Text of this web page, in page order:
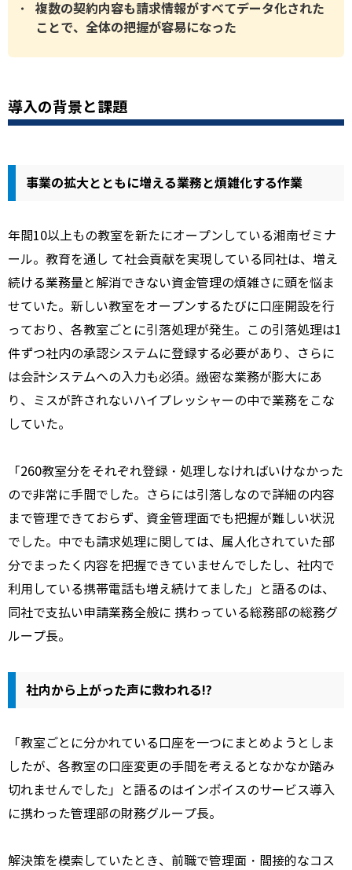
複数の契約内容も請求情報がすべてデータ化された
ことで、全体の把握が容易になった
導入の背景と課題
事業の拡大とともに増える業務と煩雑化する作業
年間10以上もの教室を新たにオープンしている湘南ゼミナ
ール。教育を通し て社会貢献を実現している同社は、増え
続ける業務量と解消できない資金管理の煩雑さに頭を悩ま
せていた。新しい教室をオープンするたびに口座開設を行
っており、各教室ごとに引落処理が発生。この引落処理は1
件ずつ社内の承認システムに登録する必要があり、さらに
は会計システムへの入力も必須。緻密な業務が膨大にあ
り、ミスが許されないハイプレッシャーの中で業務をこな
していた。
「260教室分をそれぞれ登録・処理しなければいけなかった
ので非常に手間でした。さらには引落しなので詳細の内容
まで管理できておらず、資金管理面でも把握が難しい状況
でした。中でも請求処理に関しては、属人化されていた部
分でまったく内容を把握できていませんでしたし、社内で
利用している携帯電話も増え続けてました」と語るのは、
同社で支払い申請業務全般に 携わっている総務部の総務グ
ループ長。
社内から上がった声に救われる!?
「教室ごとに分かれている口座を一つにまとめようとしま
したが、各教室の口座変更の手間を考えるとなかなか踏み
切れませんでした」と語るのはインボイスのサービス導入
に携わった管理部の財務グループ長。
解決策を模索していたとき、前職で管理面・間接的なコス